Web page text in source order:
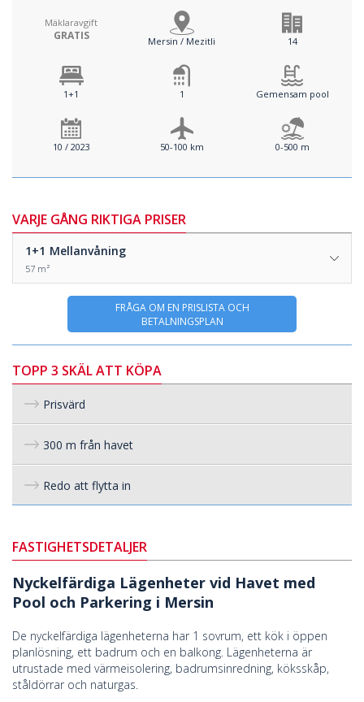
Mäklaravgift
GRATIS Mersin / Mezitli 14
1+1 1 Gemensam pool
10 / 2023 50-100 km 0-500 m
VARJE GÅNG RIKTIGA PRISER
1+1 Mellanvåning
57 m²
FRÅGA OM EN PRISLISTA OCH
BETALNINGSPLAN
TOPP 3 SKÄL ATT KÖPA
Prisvärd
300 m från havet
Redo att flytta in
FASTIGHETSDETALJER
Nyckelfärdiga Lägenheter vid Havet med
Pool och Parkering i Mersin
De nyckelfärdiga lägenheterna har 1 sovrum, ett kök i öppen
planlösning, ett badrum och en balkong. Lägenheterna är
utrustade med värmeisolering, badrumsinredning, köksskåp,
ståldörrar och naturgas.